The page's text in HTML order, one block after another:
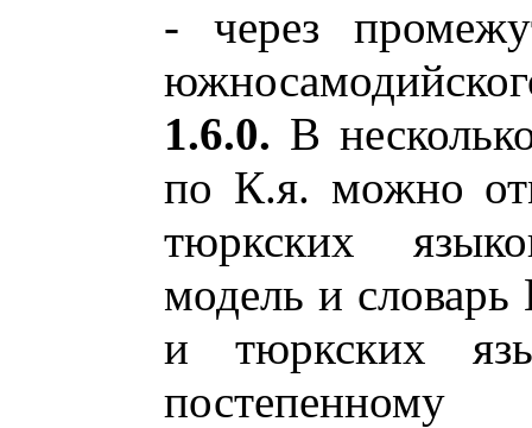
- через
1.6.0. В
по К.я. можно
тюркских
модель и словарь
и тюркских